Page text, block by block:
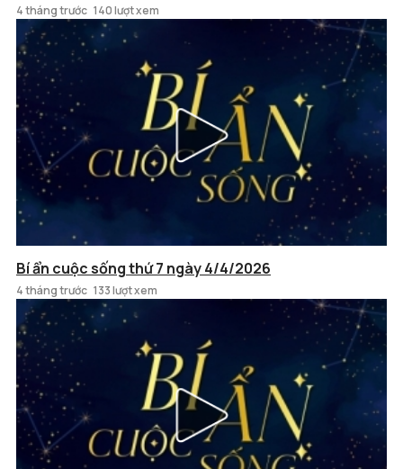
4 tháng trước 140 lượt xem
Bí ẩn cuộc sống thứ 7 ngày 4/4/2026
4 tháng trước 133 lượt xem